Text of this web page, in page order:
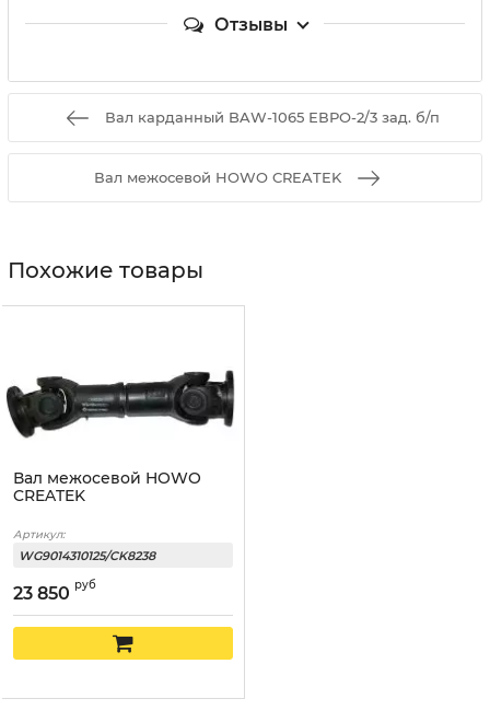
Отзывы
Вал карданный BAW-1065 ЕВРО-2/3 зад. б/п
Вал межосевой HOWO CREATEK
Похожие товары
Вал межосевой HOWO
CREATEK
Артикул:
WG9014310125/CK8238
23 850 руб